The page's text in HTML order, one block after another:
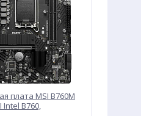
плата MSI B760M
Intel B760,